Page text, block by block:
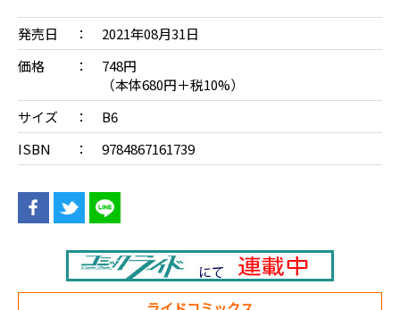
発売日
2021年08月31日
価格
748円
（本体680円＋税10%）
サイズ
B6
ISBN
9784867161739